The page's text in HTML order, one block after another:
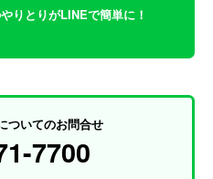
りとりがLINEで簡単に！
ついてのお問合せ
7700